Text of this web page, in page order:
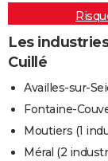
Carte de Noël
Carte Bonne année
Carte Saint-
Carte
DICTIONNAIRE
Dictionnaire
Biographies
Citations
Expressions
Proverbes
PROGRAMME TV
COPAINS D'AVANT
S'inscrire
Se connecter
Lycées
Collèges
Primaires
Universités
Entreprises
Service militaire
Avis de recherche
FORUM
Les
Cuillé
Availles-sur-
Fontaine-
Moutiers (1
Méral (2